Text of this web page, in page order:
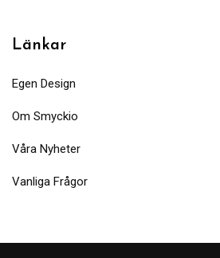
Länkar
Egen Design
Om Smyckio
Våra Nyheter
Vanliga Frågor